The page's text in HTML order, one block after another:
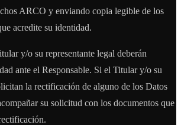
ARCO y enviando copia legible de los
acredite su identidad.
y/o su representante legal deberán
ante el Responsable. Si el Titular y/o su
la rectificación de alguno de los Datos
su solicitud con los documentos que